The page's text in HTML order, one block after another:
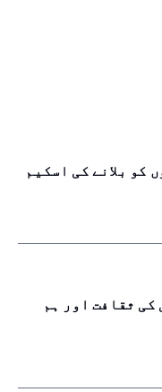
کو بلانے کی اسکیم
کی ثقافت اور ہم